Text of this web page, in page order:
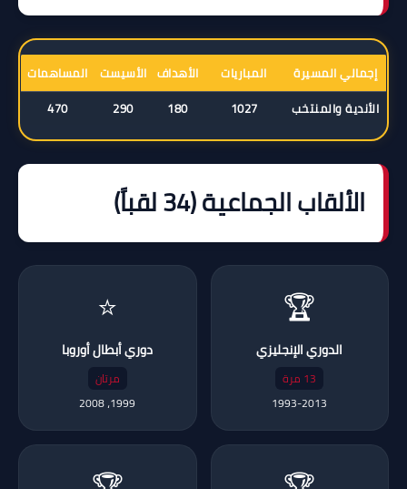
إجمالي المسيرة المباريات الأهداف الأسيست المساهمات
الأندية والمنتخب
1027
180
290
470
الألقاب الجماعية (34 لقباً)
🏆
الدوري الإنجليزي
1993-2013
⭐
دوري أبطال أوروبا
مرتان
1999، 2008